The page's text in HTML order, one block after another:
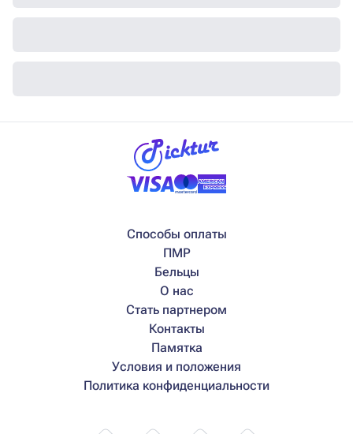
Способы оплаты
ПМР
Бельцы
О нас
Стать партнером
Контакты
Памятка
Условия и положения
Политика конфиденциальности